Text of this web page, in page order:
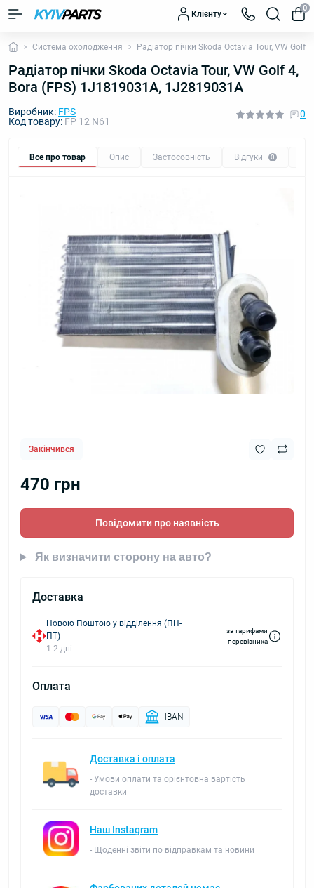
Клієнту
0
Система охолодження Радіатор пічки Skoda Octavia Tour, VW
Радіатор пічки Skoda Octavia Tour, VW Golf 4,
Bora (FPS) 1J1819031A, 1J2819031A
Виробник: FPS
Код товару: FP 12 N61
0
Все про товар Опис Застосовність Відгуки 0
Закінчився
470 грн
Повідомити про наявність
Як визначити сторону на авто?
Доставка
Новою Поштою у відділення (ПН-
ПТ)
1-2 дні
за тарифами
перевізника
Оплата
IBAN
Доставка і оплата
- Умови оплати та орієнтовна вартість
доставки
Наш Instagram
- Щоденні звіти по відправкам та новини